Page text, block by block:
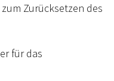
Zurücksetzen des
für das